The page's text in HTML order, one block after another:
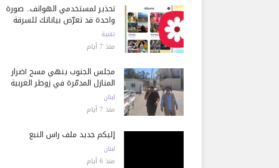
تحذير لمستخدمي الهواتف.. صورة
واحدة قد تعرّض بياناتك للسرقة
تقنية
منذ 7 أيام
مجلس الجنوب ينهي مسح أضرار
المنازل المدمّرة في زوطر الغربية
لبنان
منذ 7 أيام
إليكم جديد ملف رأس النبع
لبنان
منذ 6 أيام